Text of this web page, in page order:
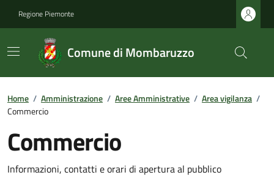
Regione Piemonte
Comune di Mombaruzzo
Home / Amministrazione / Aree Amministrative / Area vigilanza /
Commercio
Commercio
Informazioni, contatti e orari di apertura al pubblico